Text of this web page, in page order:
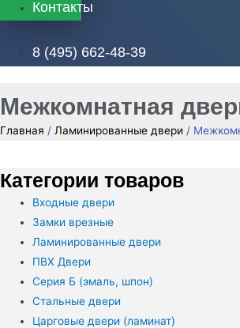
Контакты
8 (495) 662-48-39
Межкомнатная
Главная / Ламинированные двери /
Категории товаров
Входные двери
Замки врезные
Ламинированные двери
ПВХ Двери
Серия Б (эмаль, шпон)
Стальные двери
Царговые двери (ламинат)